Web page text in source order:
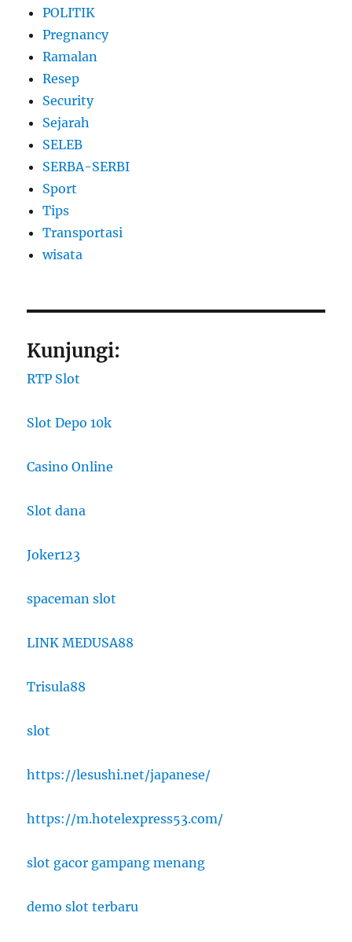
POLITIK
Pregnancy
Ramalan
Resep
Security
Sejarah
SELEB
SERBA-SERBI
Sport
Tips
Transportasi
wisata
Kunjungi:
RTP Slot
Slot Depo 10k
Casino Online
Slot dana
Joker123
spaceman slot
LINK MEDUSA88
Trisula88
slot
https://lesushi.net/japanese/
https://m.hotelexpress53.com/
slot gacor gampang menang
demo slot terbaru